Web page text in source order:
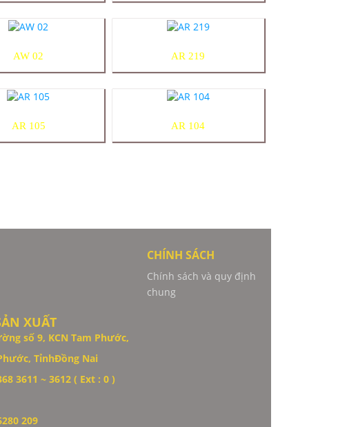
AW 02 AR 219
AR 105 AR 104
XUẤT
số 9, KCN Tam Phước,
TỉnhĐồng Nai
3611 ~ 3612 ( Ext : 0 )
209
CHÍNH SÁCH
Chính sách và quy định
chung